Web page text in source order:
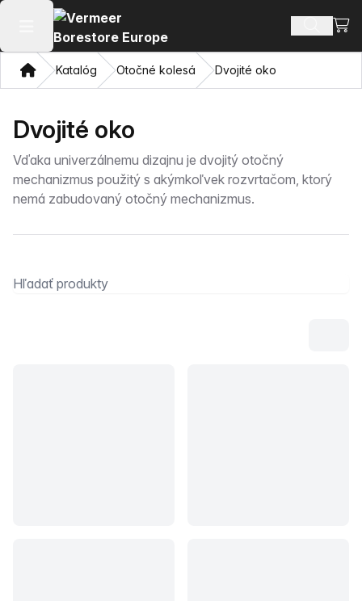
Otvoriť hlavné menu Hľadať
DomovKatalóg Otočné kolesá Dvojité oko
Dvojité oko
Vďaka univerzálnemu dizajnu je dvojitý otočný
mechanizmus použitý s akýmkoľvek rozvrtačom, ktorý
nemá zabudovaný otočný mechanizmus.